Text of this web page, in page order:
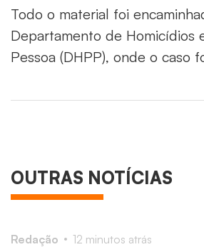
Todo o material foi
Departamento de Homicídios
Pessoa (DHPP), onde o caso
OUTRAS NOTÍCIAS
Redação 12 minutos atrás